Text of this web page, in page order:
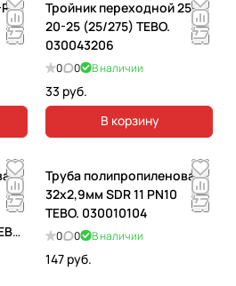
Тройник переходной 25-
20-25 (25/275) TEBO.
030043206
0 0 В наличии
33 руб.
В корзину
Труба полипропиленовая
32х2,9мм SDR 11 PN10
TEBO. 030010104
0 0 В наличии
147 руб.